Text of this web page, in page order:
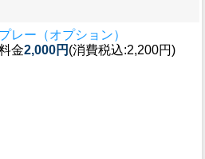
レー（オプション）
金2,000円 (消費税込:2,200円)